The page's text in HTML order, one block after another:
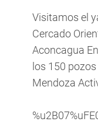
Visitamos el
Cercado
Aconcagua
los 150
Mendoza